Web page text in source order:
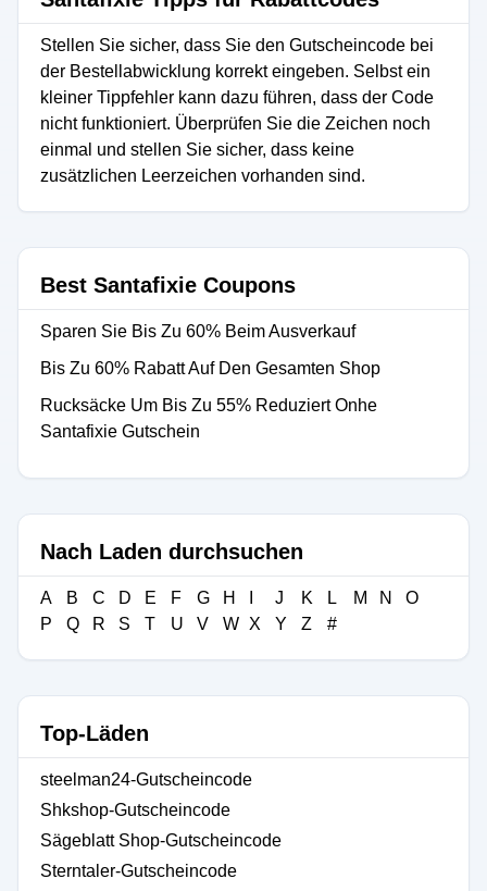
Stellen Sie sicher, dass Sie den Gutscheincode bei
der Bestellabwicklung korrekt eingeben. Selbst ein
kleiner Tippfehler kann dazu führen, dass der Code
nicht funktioniert. Überprüfen Sie die Zeichen noch
einmal und stellen Sie sicher, dass keine
zusätzlichen Leerzeichen vorhanden sind.
Best Santafixie Coupons
Sparen Sie Bis Zu 60% Beim Ausverkauf
Bis Zu 60% Rabatt Auf Den Gesamten Shop
Rucksäcke Um Bis Zu 55% Reduziert Onhe
Santafixie Gutschein
Nach Laden durchsuchen
A B C D E F G H J K L M N
O
P
Q R S T U V W X Y Z #
Top-Läden
steelman24-Gutscheincode
Shkshop-Gutscheincode
Sägeblatt Shop-Gutscheincode
Sterntaler-Gutscheincode